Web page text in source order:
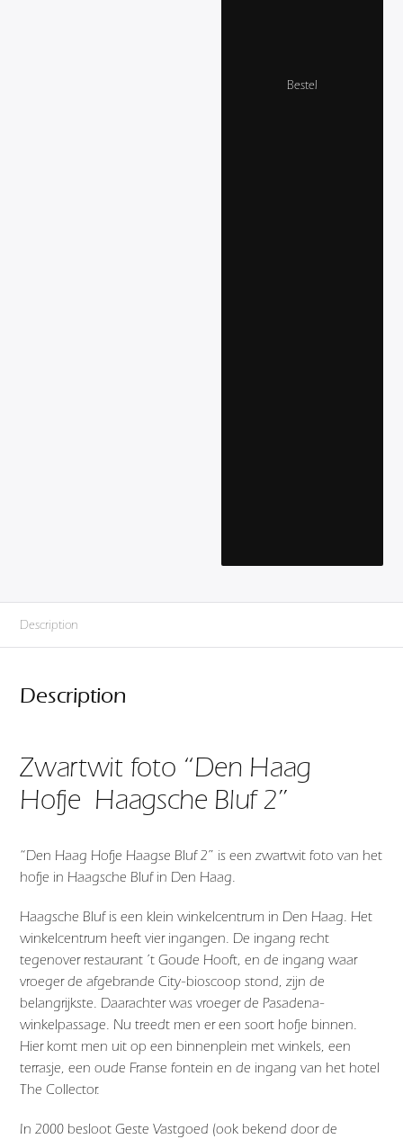
Bestel
Description
Description
Zwartwit foto “Den Haag
Hofje Haagsche Bluf 2”
“Den Haag Hofje Haagse Bluf 2” is een zwartwit foto van het
hofje in Haagsche Bluf in Den Haag.
Haagsche Bluf is een klein winkelcentrum in Den Haag. Het
winkelcentrum heeft vier ingangen. De ingang recht
tegenover restaurant ’t Goude Hooft, en de ingang waar
vroeger de afgebrande City-bioscoop stond, zijn de
belangrijkste. Daarachter was vroeger de Pasadena-
winkelpassage. Nu treedt men er een soort hofje binnen.
Hier komt men uit op een binnenplein met winkels, een
terrasje, een oude Franse fontein en de ingang van het hotel
The Collector.
In 2000 besloot Geste Vastgoed (ook bekend door de